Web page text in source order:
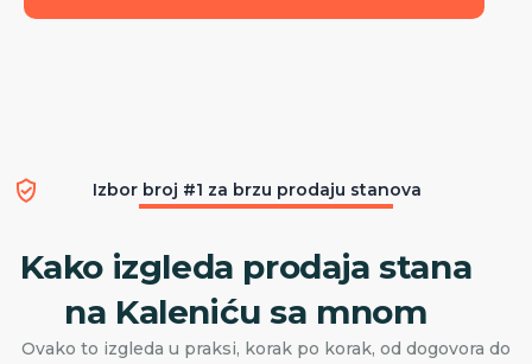
Izbor broj #1 za brzu prodaju stanova
Kako izgleda prodaja stana
na Kaleniću sa mnom
Ovako to izgleda u praksi, korak po korak, od dogovora do